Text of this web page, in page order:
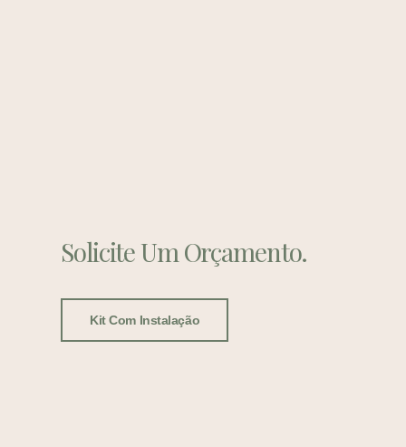
Solicite Um Orçamento.
Kit Com Instalação